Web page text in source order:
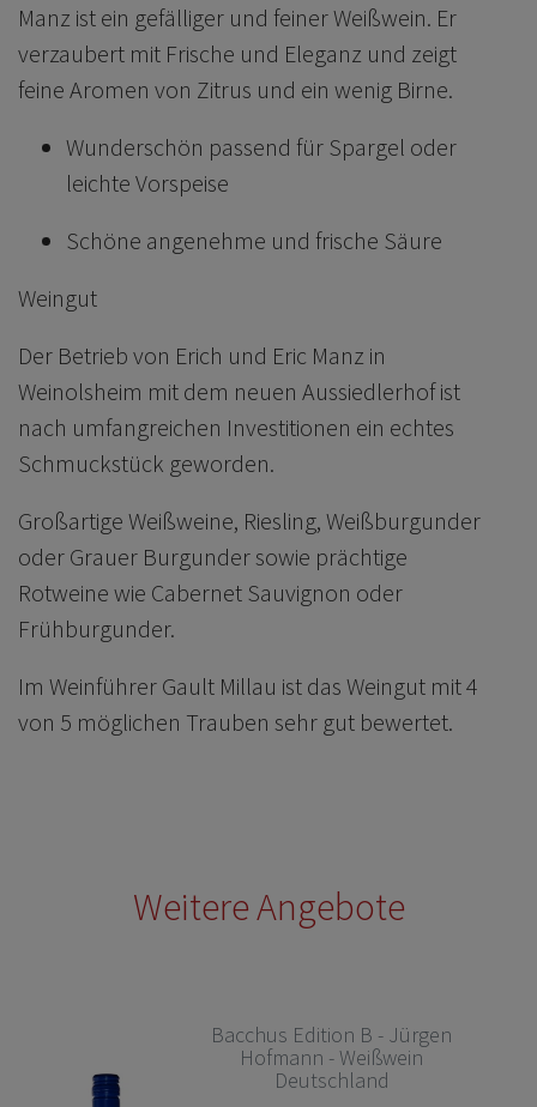
Manz ist ein gefälliger und feiner Weißwein. Er
verzaubert mit Frische und Eleganz und zeigt
feine Aromen von Zitrus und ein wenig Birne.
Wunderschön passend für Spargel oder
leichte Vorspeise
Schöne angenehme und frische Säure
Weingut
Der Betrieb von Erich und Eric Manz in
Weinolsheim mit dem neuen Aussiedlerhof ist
nach umfangreichen Investitionen ein echtes
Schmuckstück geworden.
Großartige Weißweine, Riesling, Weißburgunder
oder Grauer Burgunder sowie prächtige
Rotweine wie Cabernet Sauvignon oder
Frühburgunder.
Im Weinführer Gault Millau ist das Weingut mit 4
von 5 möglichen Trauben sehr gut bewertet.
Weitere Angebote
Bacchus Edition B - Jürgen
Hofmann - Weißwein
Deutschland